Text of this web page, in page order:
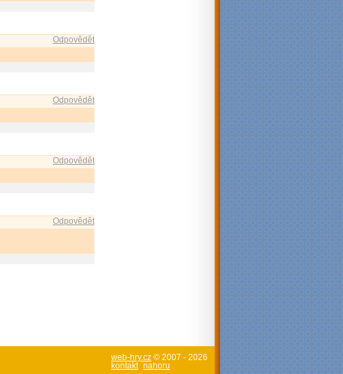
Odpovědět
Odpovědět
Odpovědět
Odpovědět
web-hry.cz © 2007 - 2026
kontakt nahoru